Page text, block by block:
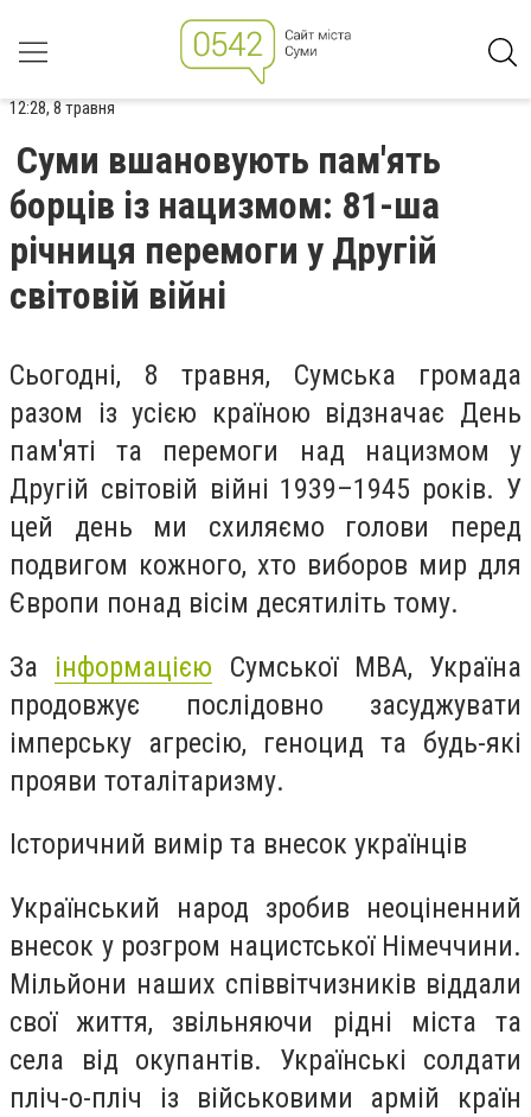
12:28, 8 травня
Суми вшановують пам'ять
борців із нацизмом: 81-ша
річниця перемоги у Другій
світовій війні
Сьогодні, 8 травня, Сумська громада
разом із усією країною відзначає День
пам'яті та перемоги над нацизмом у
Другій світовій війні 1939–1945 років. У
цей день ми схиляємо голови перед
подвигом кожного, хто виборов мир для
Європи понад вісім десятиліть тому.
За інформацією Сумської МВА, Україна
продовжує послідовно засуджувати
імперську агресію, геноцид та будь-які
прояви тоталітаризму.
Історичний вимір та внесок українців
Український народ зробив неоціненний
внесок у розгром нацистської Німеччини.
Мільйони наших співвітчизників віддали
свої життя, звільняючи рідні міста та
села від окупантів. Українські солдати
пліч-о-пліч із військовими армій країн